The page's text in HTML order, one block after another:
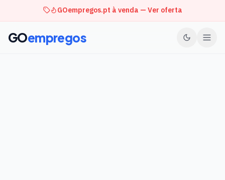
GOempregos.pt à venda — Ver oferta
GOempregos